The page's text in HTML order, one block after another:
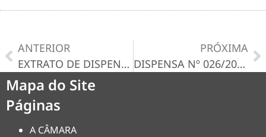
ANTERIOR
EXTRATO DE DISPENSA DE LICITAÇAO 024/2024
PRÓXIMA
DISPENSA Nº 026/2024-D – CERTIDÃO/DECISÃO
Mapa do Site
Páginas
A CÂMARA